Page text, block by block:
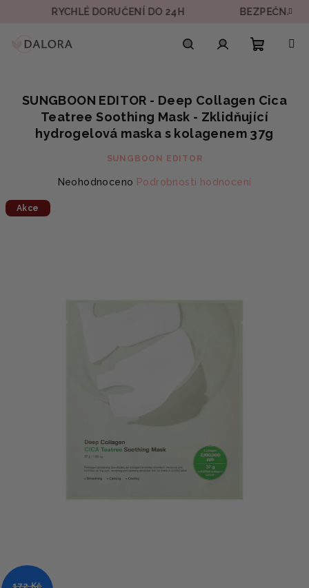
RYCHLÉ DORUČENÍ DO 24H BEZPEČNÁ
košík
SUNGBOON EDITOR - Deep Collagen Cica
Teatree Soothing Mask - Zklidňující
hydrogelová maska s kolagenem 37g
SUNGBOON EDITOR
Průměrné
Neohodnoceno Podrobnosti hodnocení
Akce